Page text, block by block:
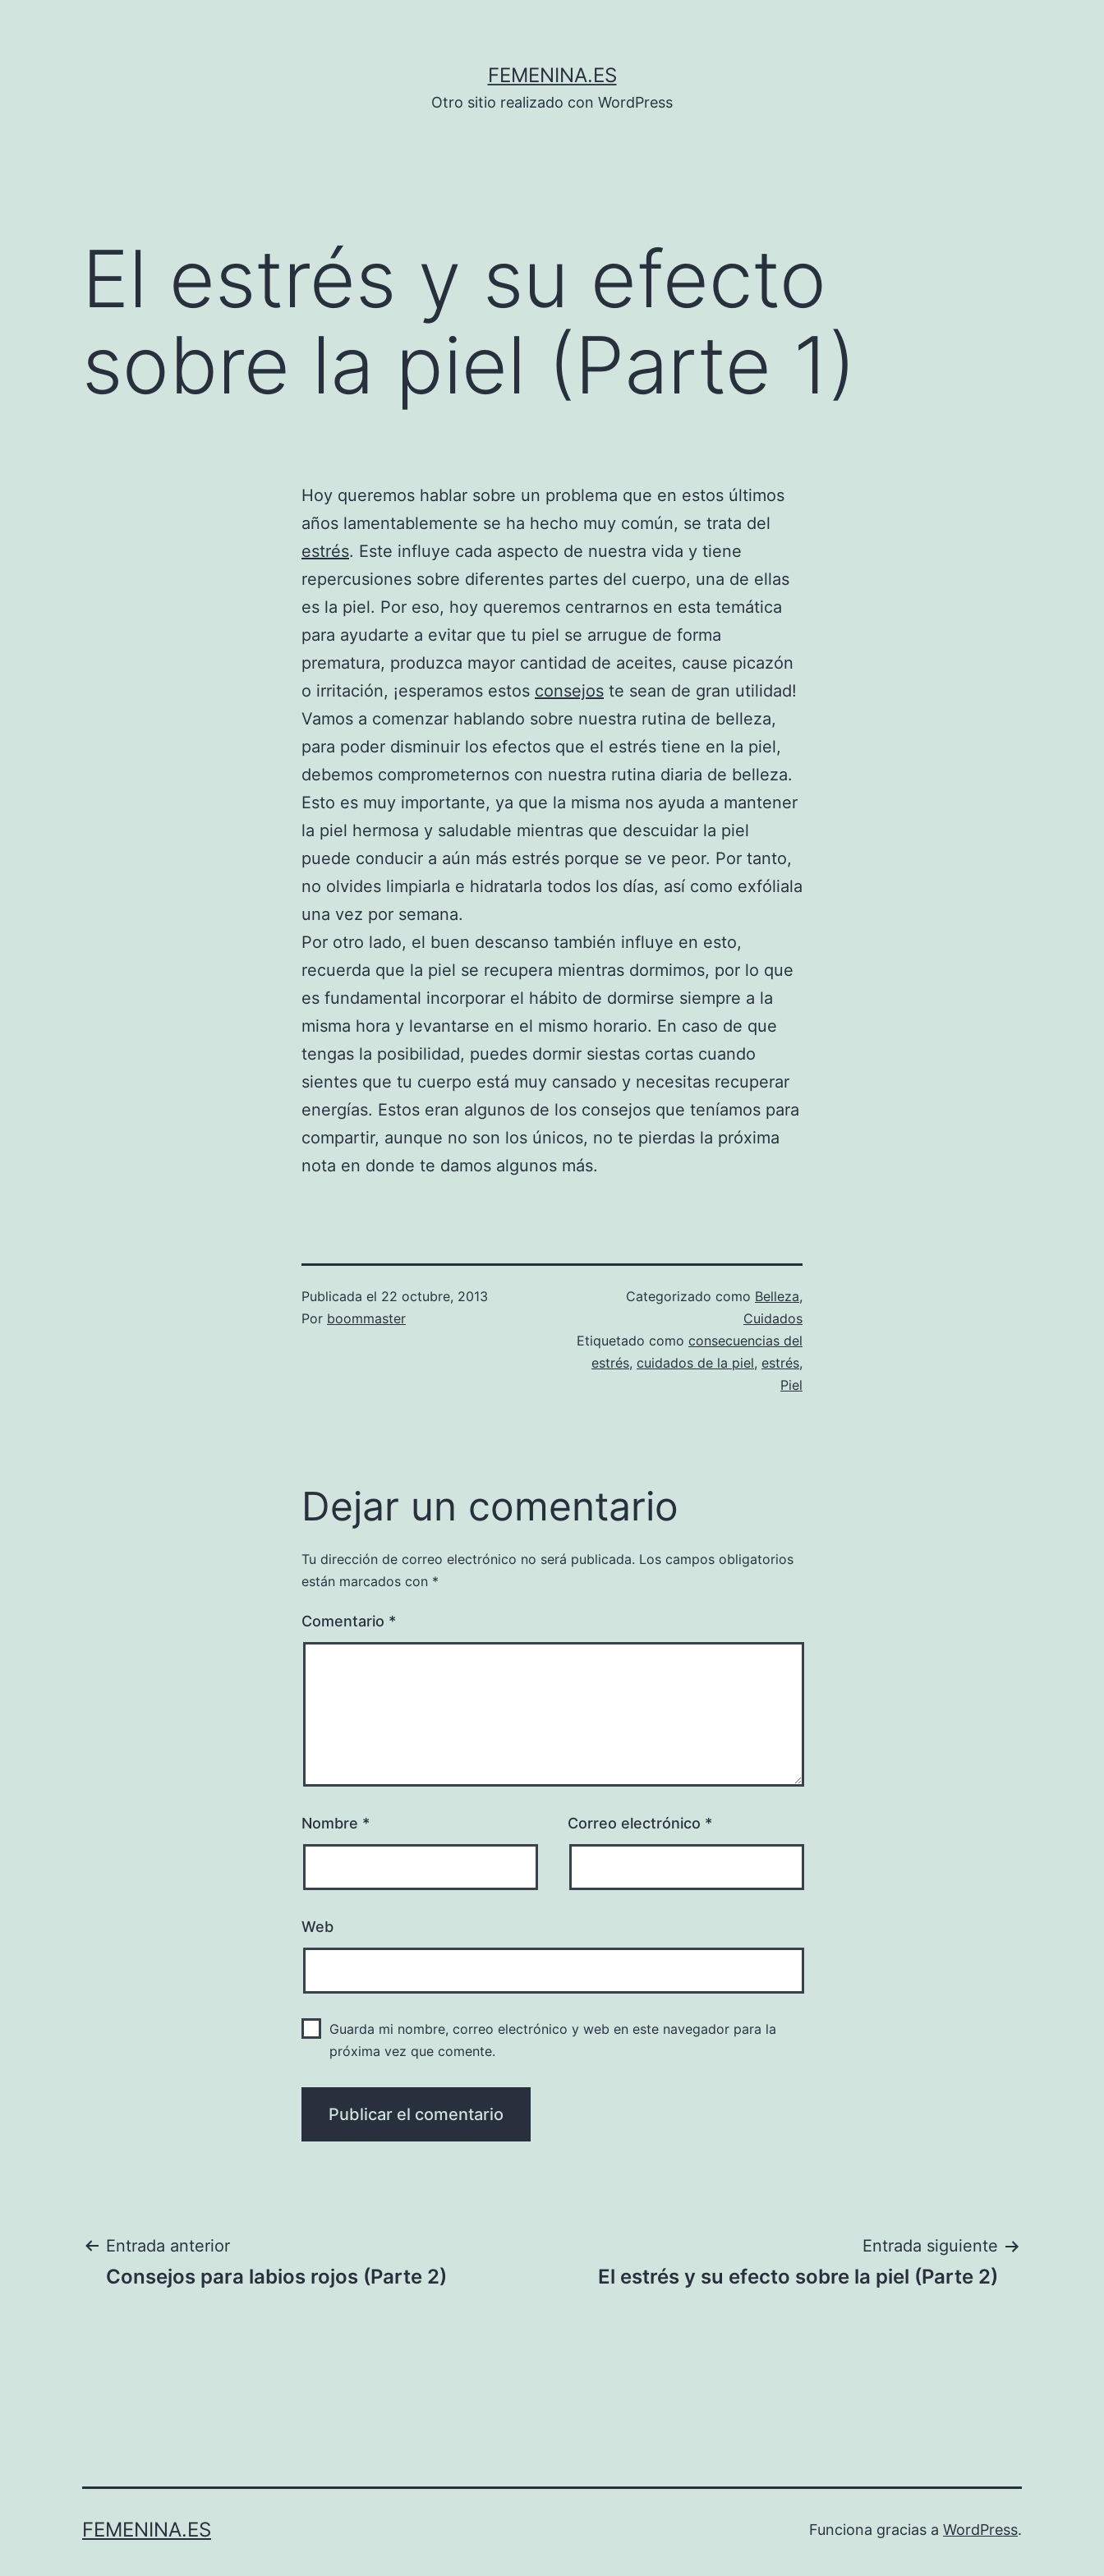
FEMENINA.ES
Otro sitio realizado con WordPress
El estrés y su efecto
sobre la piel (Parte 1)
Hoy queremos hablar sobre un problema que en estos últimos
años lamentablemente se ha hecho muy común, se trata del
estrés. Este influye cada aspecto de nuestra vida y tiene
repercusiones sobre diferentes partes del cuerpo, una de ellas
es la piel. Por eso, hoy queremos centrarnos en esta temática
para ayudarte a evitar que tu piel se arrugue de forma
prematura, produzca mayor cantidad de aceites, cause picazón
o irritación, ¡esperamos estos consejos te sean de gran utilidad!
Vamos a comenzar hablando sobre nuestra rutina de belleza,
para poder disminuir los efectos que el estrés tiene en la piel,
debemos comprometernos con nuestra rutina diaria de belleza.
Esto es muy importante, ya que la misma nos ayuda a mantener
la piel hermosa y saludable mientras que descuidar la piel
puede conducir a aún más estrés porque se ve peor. Por tanto,
no olvides limpiarla e hidratarla todos los días, así como exfóliala
una vez por semana.
Por otro lado, el buen descanso también influye en esto,
recuerda que la piel se recupera mientras dormimos, por lo que
es fundamental incorporar el hábito de dormirse siempre a la
misma hora y levantarse en el mismo horario. En caso de que
tengas la posibilidad, puedes dormir siestas cortas cuando
sientes que tu cuerpo está muy cansado y necesitas recuperar
energías. Estos eran algunos de los consejos que teníamos para
compartir, aunque no son los únicos, no te pierdas la próxima
nota en donde te damos algunos más.
Publicada el 22 octubre, 2013
Por boommaster
Categorizado como Belleza,
Cuidados
Etiquetado como consecuencias del
estrés, cuidados de la piel, estrés,
Piel
Dejar un comentario
Tu dirección de correo electrónico no será publicada. Los campos obligatorios
están marcados con *
Comentario *
Nombre * Correo electrónico *
Web
Guarda mi nombre, correo electrónico y web en este navegador para la
próxima vez que comente.
Navegación
Entrada anterior
Consejos para labios rojos (Parte 2)
Entrada siguiente
El estrés y su efecto sobre la piel (Parte 2)
FEMENINA.ES Funciona gracias a WordPress.